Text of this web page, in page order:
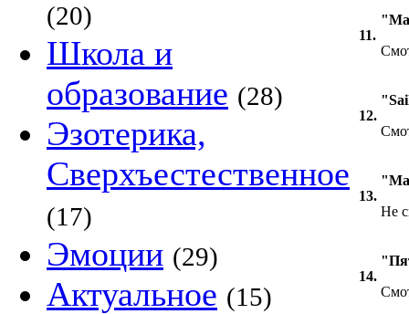
(20)
Школа и
образование (28)
Эзотерика,
Сверхъестественное
(17)
Эмоции (29)
Актуальное (15)
11.
12.
13.
Не
14.